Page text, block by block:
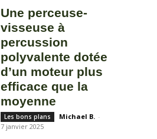
Une perceuse-
visseuse à
percussion
polyvalente dotée
d’un moteur plus
efficace que la
moyenne
Les bons plans Michael B. -
7 janvier 2025